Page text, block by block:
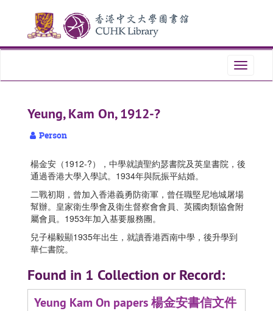
content
Toggle
Yeung, Kam On, 1912-?
Person
楊金安（1912-?），中學就讀聖約瑟書院及英皇書院，後
通過香港大學入學試。1934年與阮振平結婚。
二戰初期，曾加入香港義勇防衛軍，曾任職堅尼地城屠場
幫辦。皇家衛生學會及衛生督察會會員、英國肉類協會附
屬會員。1953年加入基要服務團。
兒子楊毅顯1935年出生，就讀香港西南中學，後升學到
華仁書院。
Found in 1 Collection or Record:
Yeung Kam On papers 楊金安書信文件